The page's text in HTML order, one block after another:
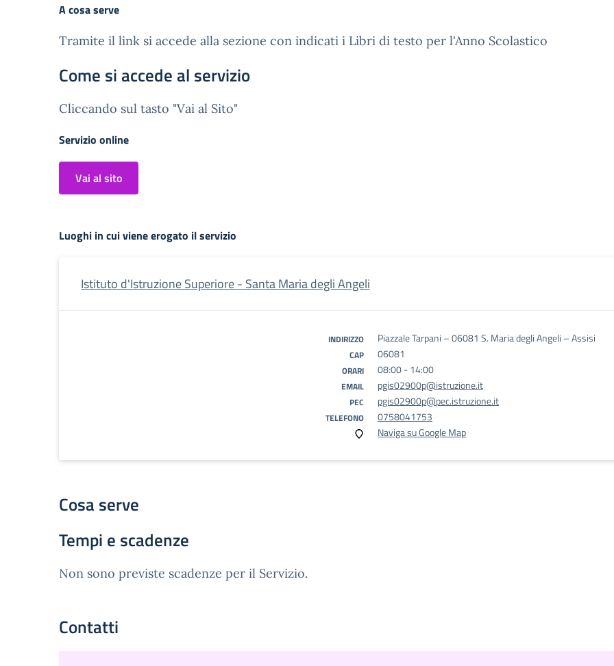
A cosa serve
Tramite il link si accede alla sezione con indicati i Libri di testo per l'Anno Scolastico
Come si accede al servizio
Cliccando sul tasto "Vai al Sito"
Servizio online
Vai al sito
Luoghi in cui viene erogato il servizio
Istituto d'Istruzione Superiore - Santa Maria degli Angeli
INDIRIZZO Piazzale Tarpani – 06081 S. Maria degli Angeli – Assisi
CAP 06081
ORARI 08:00 - 14:00
EMAIL pgis02900p@istruzione.it
PEC pgis02900p@pec.istruzione.it
TELEFONO
0758041753
Naviga su Google Map
Cosa serve
Tempi e scadenze
Non sono previste scadenze per il Servizio.
Contatti